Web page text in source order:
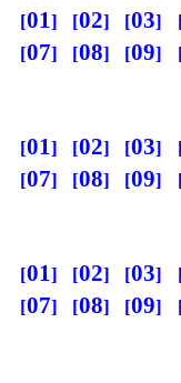
01 02 03
07
08 09
01 02 03
07
08 09
01 02 03
07
08 09